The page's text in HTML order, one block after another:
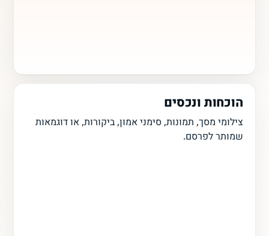
הוכחות ונכסים
צילומי מסך, תמונות, סימני אמון, ביקורות, או דוגמאות
שמותר לפרסם.